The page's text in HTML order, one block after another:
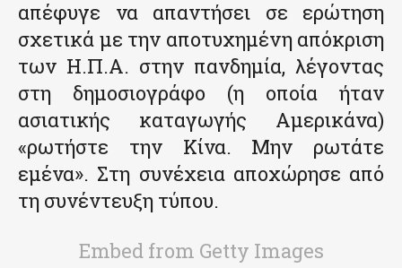
απέφυγε να απαντήσει σε ερώτηση
σχετικά με την αποτυχημένη απόκριση
των Η.Π.Α. στην πανδημία, λέγοντας
στη δημοσιογράφο (η οποία ήταν
ασιατικής καταγωγής Αμερικάνα)
«ρωτήστε την Κίνα. Μην ρωτάτε
εμένα». Στη συνέχεια αποχώρησε από
τη συνέντευξη τύπου.
Embed from Getty Images